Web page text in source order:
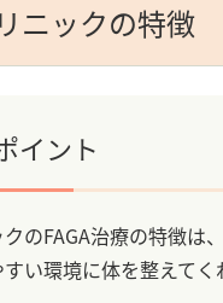
ニックの特徴
イント
のFAGA治療の特徴は
い環境に体を整えてく